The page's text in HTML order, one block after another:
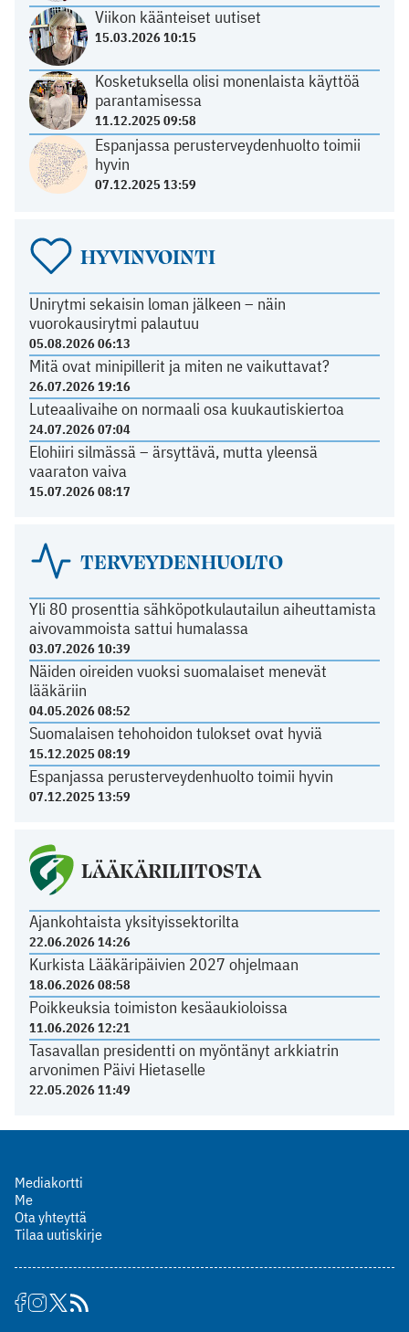
Viikon käänteiset uutiset
15.03.2026 10:15
Kosketuksella olisi monenlaista käyttöä
parantamisessa
11.12.2025 09:58
Espanjassa perusterveydenhuolto toimii
hyvin
07.12.2025 13:59
HYVINVOINTI
Unirytmi sekaisin loman jälkeen – näin
vuorokausirytmi palautuu
05.08.2026 06:13
Mitä ovat minipillerit ja miten ne vaikuttavat?
26.07.2026 19:16
Luteaalivaihe on normaali osa kuukautiskiertoa
24.07.2026 07:04
Elohiiri silmässä – ärsyttävä, mutta yleensä
vaaraton vaiva
15.07.2026 08:17
TERVEYDENHUOLTO
Yli 80 prosenttia sähköpotkulautailun aiheuttamista
aivovammoista sattui humalassa
03.07.2026 10:39
Näiden oireiden vuoksi suomalaiset menevät
lääkäriin
04.05.2026 08:52
Suomalaisen tehohoidon tulokset ovat hyviä
15.12.2025 08:19
Espanjassa perusterveydenhuolto toimii hyvin
07.12.2025 13:59
LÄÄKÄRILIITOSTA
Ajankohtaista yksityissektorilta
22.06.2026 14:26
Kurkista Lääkäripäivien 2027 ohjelmaan
18.06.2026 08:58
Poikkeuksia toimiston kesäaukioloissa
11.06.2026 12:21
Tasavallan presidentti on myöntänyt arkkiatrin
arvonimen Päivi Hietaselle
22.05.2026 11:49
Mediakortti
Me
Ota yhteyttä
Tilaa uutiskirje